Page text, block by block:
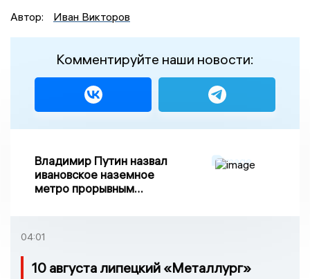
Автор:
Иван Викторов
Комментируйте наши новости:
Владимир Путин назвал
ивановское наземное
метро прорывным
04:01
10 августа липецкий «Металлург»